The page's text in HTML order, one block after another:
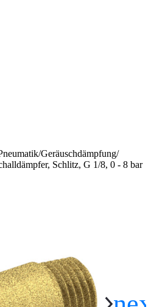
/Geräuschdämpfung/
Schlitz, G 1/8, 0 - 8 bar